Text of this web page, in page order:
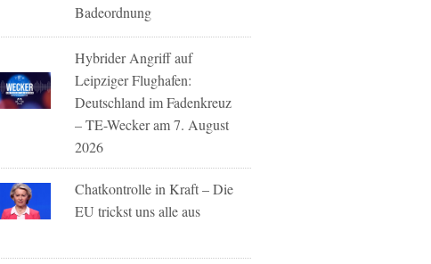
Badeordnung
Hybrider Angriff auf
Leipziger Flughafen:
Deutschland im Fadenkreuz
– TE-Wecker am 7. August
2026
Chatkontrolle in Kraft – Die
EU trickst uns alle aus